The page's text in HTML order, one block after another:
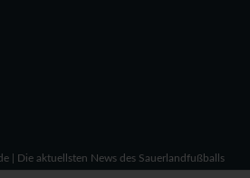
| Die aktuellsten News des Sauerlandfußballs